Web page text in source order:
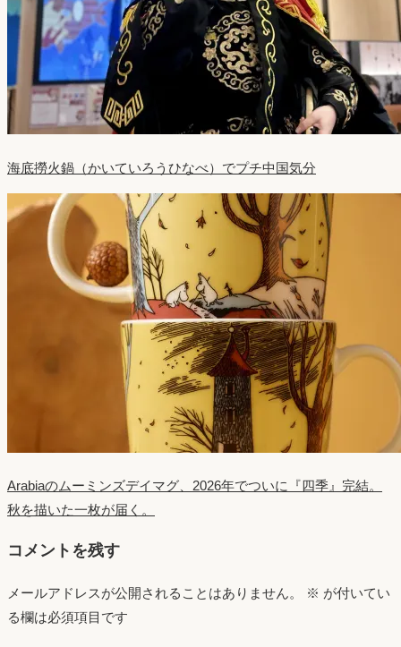
海底撈火鍋（かいていろうひなべ）でプチ中国気分
Arabiaのムーミンズデイマグ、2026年でついに『四季』完結。
秋を描いた一枚が届く。
コメントを残す
メールアドレスが公開されることはありません。 ※ が付いてい
る欄は必須項目です